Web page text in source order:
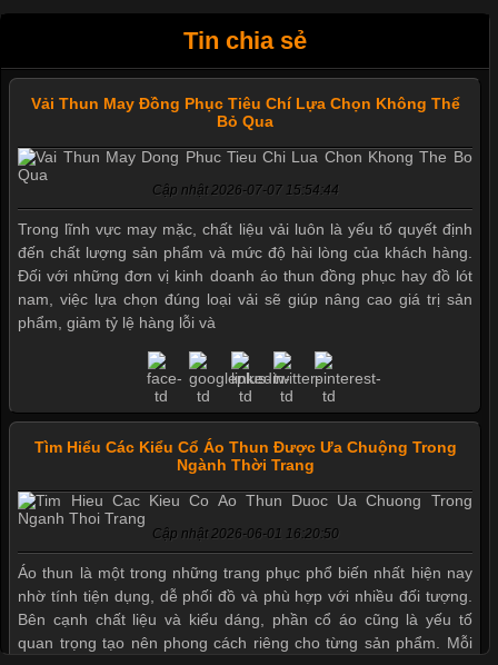
Tin chia sẻ
Vải Thun May Đồng Phục Tiêu Chí Lựa Chọn Không Thể
Bỏ Qua
Cập nhật 2026-07-07 15:54:44
Trong lĩnh vực may mặc, chất liệu vải luôn là yếu tố quyết định
đến chất lượng sản phẩm và mức độ hài lòng của khách hàng.
Đối với những đơn vị kinh doanh áo thun đồng phục hay đồ lót
nam, việc lựa chọn đúng loại vải sẽ giúp nâng cao giá trị sản
phẩm, giảm tỷ lệ hàng lỗi và
Tìm Hiểu Các Kiểu Cổ Áo Thun Được Ưa Chuộng Trong
Ngành Thời Trang
Cập nhật 2026-06-01 16:20:50
Áo thun là một trong những trang phục phổ biến nhất hiện nay
nhờ tính tiện dụng, dễ phối đồ và phù hợp với nhiều đối tượng.
Bên cạnh chất liệu và kiểu dáng, phần cổ áo cũng là yếu tố
quan trọng tạo nên phong cách riêng cho từng sản phẩm. Mỗi
Mẫu quần short quần lót nam nữ hè thu 2017
Thị hiều quần lót nam bơi lội nam và nữ 2017